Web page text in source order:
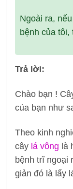
Ngoài ra,
bệnh của
Trả lời:
Chào bạn !
của bạn như
Theo kinh
cây lá vông là
bệnh trĩ ngoại
giản đó là lấy